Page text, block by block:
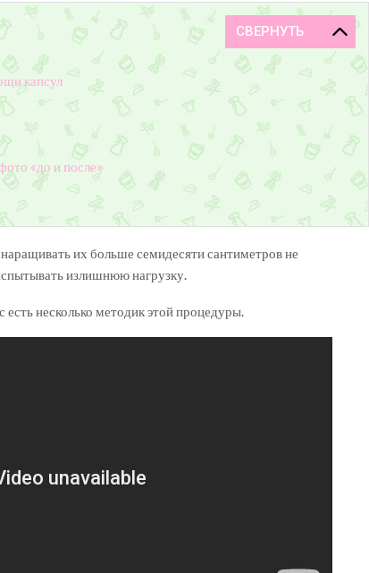
капсул
«до и после»
их больше семидесяти сантиметров не
излишнюю нагрузку.
несколько методик этой процедуры.